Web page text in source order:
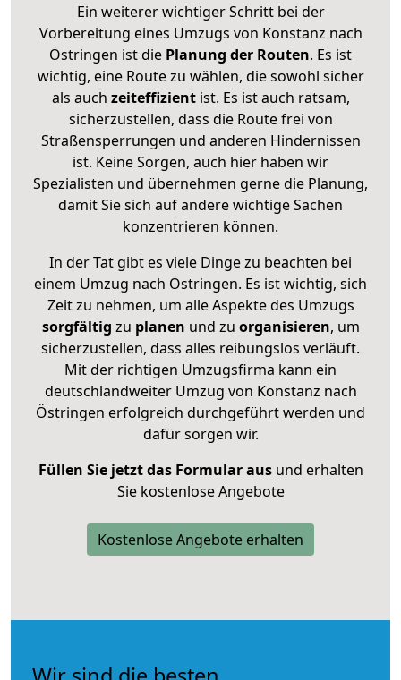
Ein weiterer wichtiger Schritt bei der
Vorbereitung eines Umzugs von Konstanz nach
Östringen ist die Planung der Routen. Es ist
wichtig, eine Route zu wählen, die sowohl sicher
als auch zeiteffizientist. Es ist auch ratsam,
sicherzustellen, dass die Route frei von
Straßensperrungen und anderen Hindernissen
ist. Keine Sorgen, auch hier haben wir
Spezialisten und übernehmen gerne die Planung,
damit Sie sich auf andere wichtige Sachen
konzentrieren können.
In der Tat gibt es viele Dinge zu beachten bei
einem Umzug nach Östringen. Es ist wichtig, sich
Zeit zu nehmen, um alle Aspekte des Umzugs
sorgfältig zu planen und zu organisieren, um
sicherzustellen, dass alles reibungslos verläuft.
Mit der richtigen Umzugsfirma kann ein
deutschlandweiter Umzug von Konstanz nach
Östringen erfolgreich durchgeführt werden und
dafür sorgen wir.
Füllen Sie jetzt das Formular ausund erhalten
Sie kostenlose Angebote
Kostenlose Angebote erhalten